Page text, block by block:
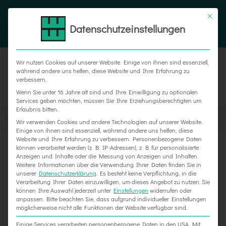
Zum
FacebookInstagram
Xing
Schild für LIFEstyle in Goslar
Datenschutzeinstellungen
Wir nutzen Cookies auf unserer Website. Einige von ihnen sind essenziell,
während andere uns helfen, diese Website und Ihre Erfahrung zu
verbessern.
Wenn Sie unter 16 Jahre alt sind und Ihre Einwilligung zu optionalen
Services geben möchten, müssen Sie Ihre Erziehungsberechtigten um
Erlaubnis bitten.
Wir verwenden Cookies und andere Technologien auf unserer Website.
Einige von ihnen sind essenziell, während andere uns helfen, diese
Website und Ihre Erfahrung zu verbessern. Personenbezogene Daten
können verarbeitet werden (z. B. IP-Adressen), z. B. für personalisierte
Anzeigen und Inhalte oder die Messung von Anzeigen und Inhalten.
Weitere Informationen über die Verwendung Ihrer Daten finden Sie in
unserer Datenschutzerklärung Es besteht keine Verpflichtung, in die
Verarbeitung Ihrer Daten einzuwilligen, um dieses Angebot zu nutzen. Sie
können Ihre Auswahl jederzeit unter Einstellungen widerrufen oder
anpassen. Bitte beachten Sie, dass aufgrund individueller Einstellungen
möglicherweise nicht alle Funktionen der Website verfügbar sind.
Einige Services verarbeiten personenbezogene Daten in den USA. Mit